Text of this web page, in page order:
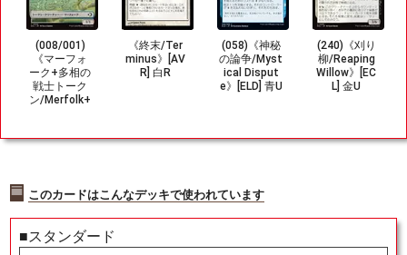
(008/001)
《マーフォ
ーク+多相の
戦士トーク
ン/Merfolk+
[ECL] 金/無
《終末/Ter
minus》[AV
R] 白R
(058)《神秘
の論争/Myst
ical Disput
e》[ELD] 青U
(240)《刈り
柳/Reaping
Willow》[EC
L] 金U
このカードはこんなデッキで使われています
■スタンダード